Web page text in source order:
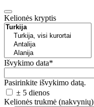
Kelionės kryptis
Išvykimo data*
Pasirinkite išvykimo datą.
± 5 dienos
Kelionės trukmė (nakvynių)